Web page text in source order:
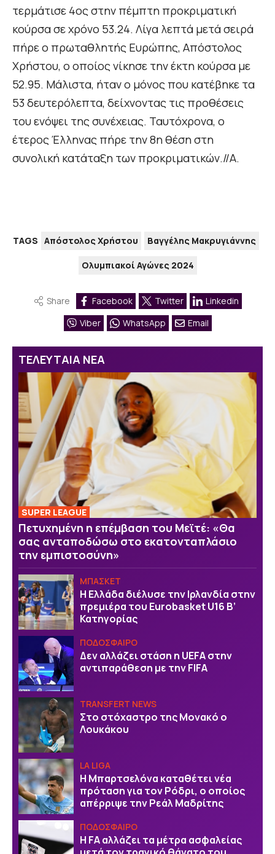
τερμάτισε 4ος στην πέμπτη προκριματική
κούρσα σε χρόνο 53.24. Λίγα λεπτά μετά σειρά
πήρε ο πρωταθλητής Ευρώπης, Απόστολος
Χρήστου, ο οποίος νίκησε την έκτη κούρσα με
52.95. Μάλιστα, ήταν ο μόνος που κατέβηκε τα
53 δευτερόλεπτα, δείχνοντας τις προθέσεις
του ενόψει της συνέχειας. Ταυτόχρονα, ο
έτερος Έλληνας πήρε την 8η θέση στη
συνολική κατάταξη των προκριματικών.//Α.
TAGS Απόστολος Χρήστου Βαγγέλης Μακρυγιάννης
Ολυμπιακοί Αγώνες 2024
Share Facebook Twitter
Linkedin
Viber
WhatsApp Email
ΤΕΛΕΥΤΑΙΑ ΝΕΑ
SUPER LEAGUE
Πετυχημένη η επέμβαση του Μεϊτέ: «Θα
σας ανταποδώσω στο εκατονταπλάσιο
την εμπιστοσύνη»
ΜΠΑΣΚΕΤ
Η Ελλάδα διέλυσε την Ιρλανδία στην
πρεμιέρα του Eurobasket U16 Β’
Κατηγορίας
ΠΟΔΟΣΦΑΙΡΟ
Δεν αλλάζει στάση η UEFA στην
αντιπαράθεση με την FIFA
TRANSFERT NEWS
Στο στόχαστρο της Μονακό ο
Λουκάκου
LA LIGA
Η Μπαρτσελόνα καταθέτει νέα
πρόταση για τον Ρόδρι, ο οποίος
απέρριψε την Ρεάλ Μαδρίτης
ΠΟΔΟΣΦΑΙΡΟ
Η FA αλλάζει τα μέτρα ασφαλείας